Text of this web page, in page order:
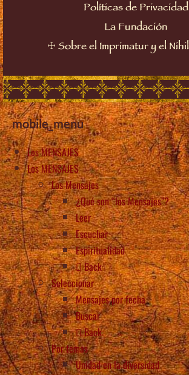
Políticas de Privacidad
La Fundación
☩ Sobre el Imprimatur y el
mobile_menu
Los MENSAJES
Los MENSAJES
Los Mensajes
¿Qué son “los Mensajes”?
Leer
Escuchar
Espiritualidad
Back
Seleccionar
Mensajes por fecha
Buscar
Back
Por temas
Unidad en la diversidad